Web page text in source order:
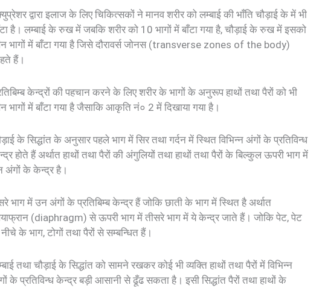
द्वारा इलाज के लिए चिकित्सकों ने मानव शरीर को लम्बाई की भाँति चौड़ाई के में भी
है। लम्बाई के रुख में जबकि शरीर को 10 भागों में बाँटा गया है, चौड़ाई के रुख में इसको
भागों में बाँटा गया है जिसे दौरावर्स जोनस (transverse zones of the body)
हैं।
केन्द्रों की पहचान करने के लिए शरीर के भागों के अनुरूप हाथों तथा पैरों को भी
भागों में बाँटा गया है जैसाकि आकृति नं० 2 में दिखाया गया है।
के सिद्धांत के अनुसार पहले भाग में सिर तथा गर्दन में स्थित विभिन्न अंगों के प्रतिविन्ध
होते हैं अर्थात हाथों तथा पैरों की अंगुलियों तथा हाथों तथा पैरों के बिल्कुल ऊपरी भाग में
अंगों के केन्द्र है।
भाग में उन अंगों के प्रतिबिम्ब केन्द्र हैं जोकि छाती के भाग में स्थित है अर्थात
(diaphragm) से ऊपरी भाग में तीसरे भाग में ये केन्द्र जाते हैं। जोकि पेट, पेट
के भाग, टोगों तथा पैरों से सम्बन्धित हैं।
तथा चौड़ाई के सिद्धांत को सामने रखकर कोई भी व्यक्ति हाथों तथा पैरों में विभिन्न
के प्रतिविन्ध केन्द्र बड़ी आसानी से ढूँढ सकता है। इसी सिद्धांत पैरों तथा हाथों के